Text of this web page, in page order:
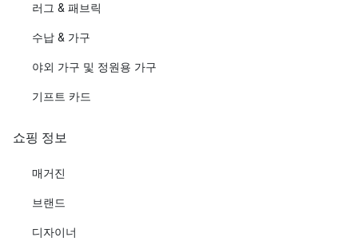
러그 & 패브릭
수납 & 가구
야외 가구 및 정원용 가구
기프트 카드
쇼핑 정보
매거진
브랜드
디자이너